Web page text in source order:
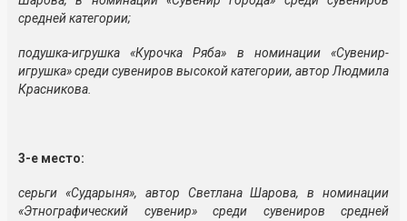
средней категории;
подушка-игрушка «Курочка Ряба» в номинации «Сувенир-
игрушка» среди сувениров высокой категории, автор Людмила
Красникова.
3-е место:
серьги «Сударыня», автор Светлана Шарова, в номинации
«Этнографический сувенир» среди сувениров средней